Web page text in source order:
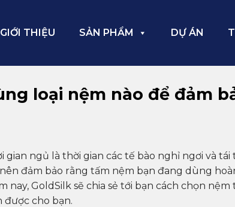
GIỚI THIỆU SẢN PHẨM DỰ ÁN
loại nệm nào để đảm
ngủ là thời gian các tế bào nghỉ ngơi và tái
đảm bảo rằng tấm nệm bạn đang dùng
GoldSilk sẽ chia sẻ tới bạn cách chọn nệm
được cho bạn.